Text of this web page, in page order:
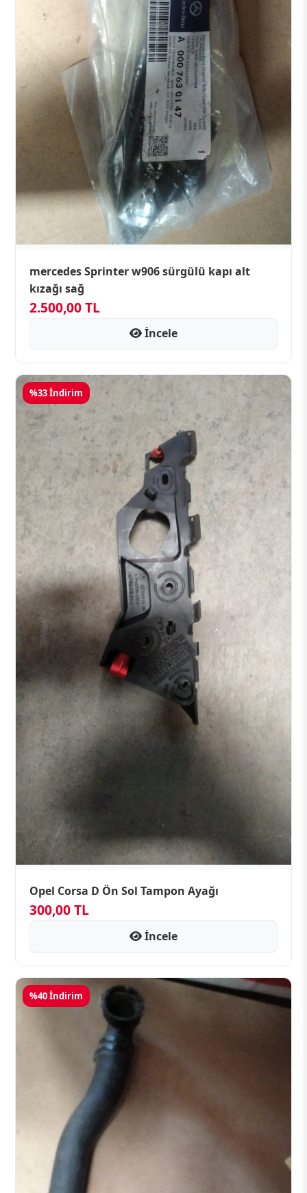
mercedes Sprinter w906 sürgülü kapı alt
kızağı sağ
2.500,00 TL
İncele
%33 İndirim
Opel Corsa D Ön Sol Tampon Ayağı
300,00 TL
İncele
%40 İndirim